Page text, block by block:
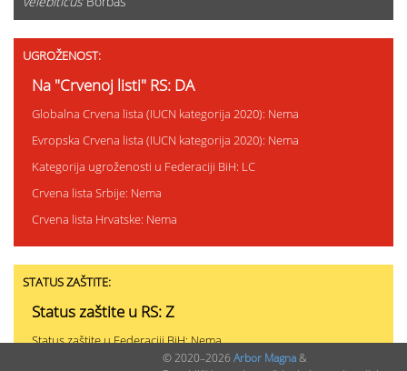
UGROŽENOST:
Na "Crvenoj listi" RS: DA
Globalna Crvena lista (IUCN kategorija 2020): Nema
Evropska Crvena lista (IUCN kategorija 2020): Nema
Kategorija ugroženosti u Federaciji BiH: LC
Crvena lista Srbije: Nema
Crvena lista Hrvatske: Nema
STATUS ZAŠTITE:
Status zaštite u RS: Z
Status zaštite u Federaciji BiH: Nema
Status zaštite u Srbiji: Nema
© 2020–2026 Arbor Magna&